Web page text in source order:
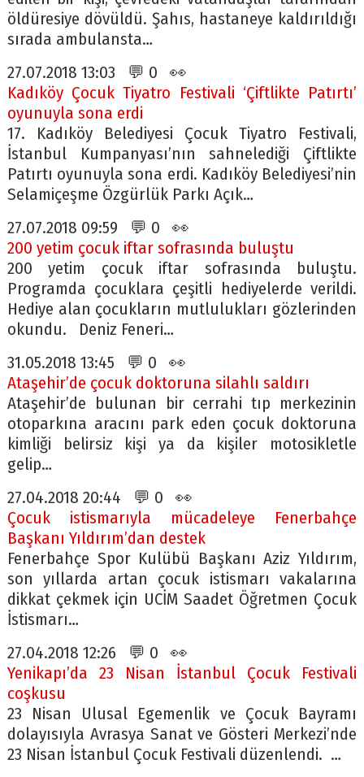
öldüresiye dövüldü. Şahıs, hastaneye kaldırıldığı
sırada ambulansta…
27.07.2018 13:03 💬 0 👀
Kadıköy Çocuk Tiyatro Festivali ‘Çiftlikte Patırtı’
oyunuyla sona erdi
17. Kadıköy Belediyesi Çocuk Tiyatro Festivali,
İstanbul Kumpanyası’nın sahnelediği Çiftlikte
Patırtı oyunuyla sona erdi. Kadıköy Belediyesi’nin
Selamiçeşme Özgürlük Parkı Açık…
27.07.2018 09:59 💬 0 👀
200 yetim çocuk iftar sofrasında buluştu
200 yetim çocuk iftar sofrasında buluştu.
Programda çocuklara çeşitli hediyelerde verildi.
Hediye alan çocukların mutlulukları gözlerinden
okundu. Deniz Feneri…
31.05.2018 13:45 💬 0 👀
Ataşehir’de çocuk doktoruna silahlı saldırı
Ataşehir’de bulunan bir cerrahi tıp merkezinin
otoparkına aracını park eden çocuk doktoruna
kimliği belirsiz kişi ya da kişiler motosikletle
gelip…
27.04.2018 20:44 💬 0 👀
Çocuk istismarıyla mücadeleye Fenerbahçe
Başkanı Yıldırım’dan destek
Fenerbahçe Spor Kulübü Başkanı Aziz Yıldırım,
son yıllarda artan çocuk istismarı vakalarına
dikkat çekmek için UCİM Saadet Öğretmen Çocuk
İstismarı…
27.04.2018 12:26 💬 0 👀
Yenikapı’da 23 Nisan İstanbul Çocuk Festivali
coşkusu
23 Nisan Ulusal Egemenlik ve Çocuk Bayramı
dolayısıyla Avrasya Sanat ve Gösteri Merkezi’nde
23 Nisan İstanbul Çocuk Festivali düzenlendi. …